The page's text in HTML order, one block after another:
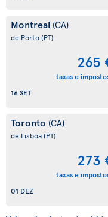
Montreal (CA)
de Porto(PT)
265
taxas e
16 SET
Toronto (CA)
de Lisboa(PT)
273
taxas e
01 DEZ